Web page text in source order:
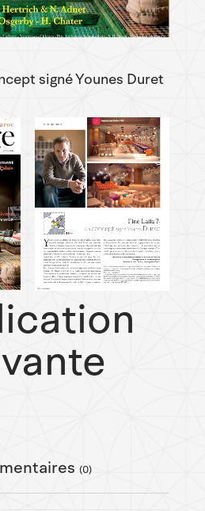
signé Younes Duret
(0)